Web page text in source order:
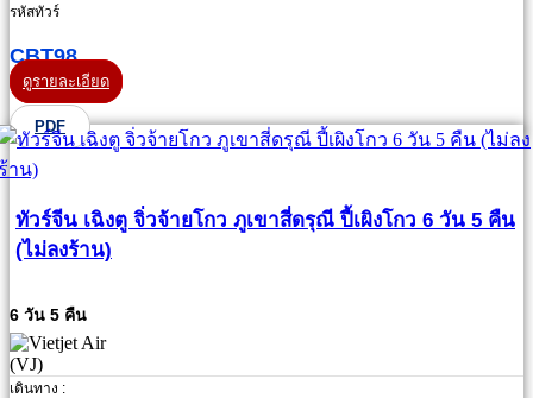
รหัสทัวร์
CBT98
ดูรายละเอียด
PDF
ทัวร์จีน เฉิงตู จิ่วจ้ายโกว ภูเขาสี่ดรุณี ปี้เผิงโกว 6 วัน 5 คืน
(ไม่ลงร้าน)
6 วัน 5 คืน
เดินทาง :